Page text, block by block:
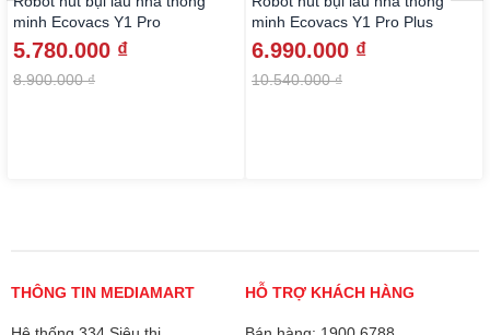
minh Ecovacs Y1 Pro
5.780.000 ₫
8.900.000 ₫
minh Ecovacs Y1 Pro Plus
6.990.000 ₫
10.540.000 ₫
THÔNG TIN MEDIAMART HỖ TRỢ KHÁCH HÀNG